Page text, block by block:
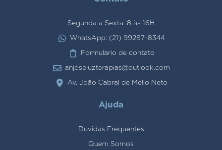
Segunda a Sexta: 8 às 16H
WhatsApp: (21) 99287-8344
Formulario de contato
anjoseluzterapias@outlook.com
Av. João Cabral de Mello Neto
Ajuda
Duvidas Frequentes
Quem Somos